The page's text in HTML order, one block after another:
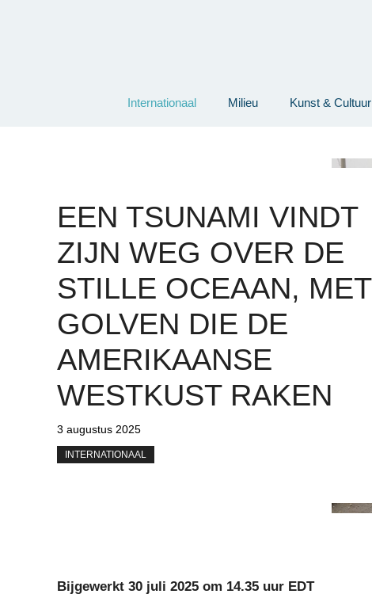
Internationaal Milieu Kunst & Cultuur
EEN TSUNAMI VINDT
ZIJN WEG OVER DE
STILLE OCEAAN, MET
GOLVEN DIE DE
AMERIKAANSE
WESTKUST RAKEN
3 augustus 2025
INTERNATIONAAL
Bijgewerkt 30 juli 2025 om 14.35 uur EDT